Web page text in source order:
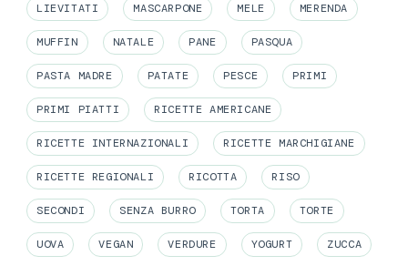
LIEVITATI MASCARPONE MELE MERENDA
MUFFIN NATALE PANE PASQUA
PASTA MADRE PATATE PESCE PRIMI
PRIMI PIATTI RICETTE AMERICANE
RICETTE INTERNAZIONALI RICETTE MARCHIGIANE
RICETTE REGIONALI RICOTTA RISO
SECONDI SENZA BURRO TORTA TORTE
UOVA VEGAN VERDURE YOGURT ZUCCA